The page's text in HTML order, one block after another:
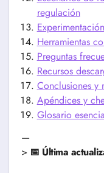
regulación
Herramientas
Preguntas
Recursos
Conclusiones y
Apéndices y
Glosario
—
> 📅 Última